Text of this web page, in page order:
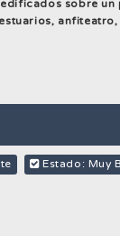
sobre un
anfiteatro,
Estado: Muy